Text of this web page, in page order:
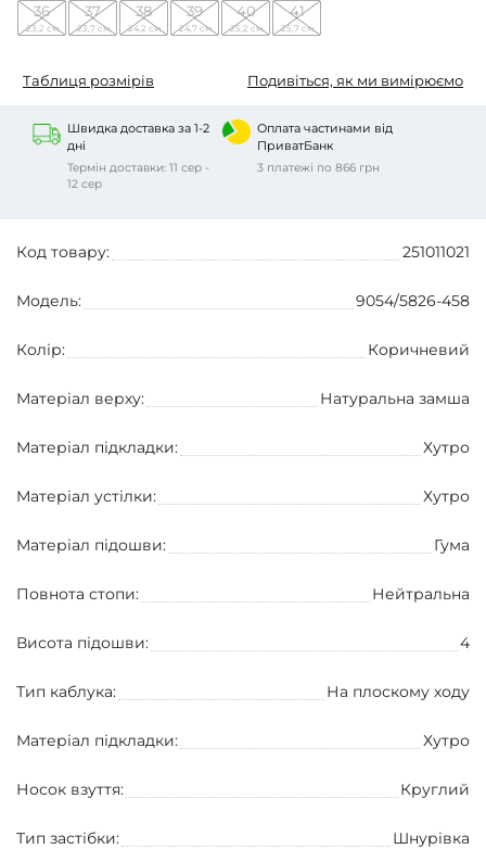
36
23,2 см
37
23,7 см
38
24,2 см
39
24,7 см
40
25,2 см
41
25,7 см
Таблиця розмірів Подивіться, як ми вимірюємо
Швидка доставка за 1-2
дні
Термін доставки: 11 сер -
12 сер
Оплата частинами від
ПриватБанк
3 платежі по 866 грн
Код товару: 251011021
Модель: 9054/5826-458
Колір: Коричневий
Матеріал верху: Натуральна замша
Матеріал підкладки: Хутро
Матеріал устілки: Хутро
Матеріал підошви: Гума
Повнота стопи: Нейтральна
Висота підошви: 4
Тип каблука: На плоскому ходу
Матеріал підкладки: Хутро
Носок взуття: Круглий
Тип застібки: Шнурівка